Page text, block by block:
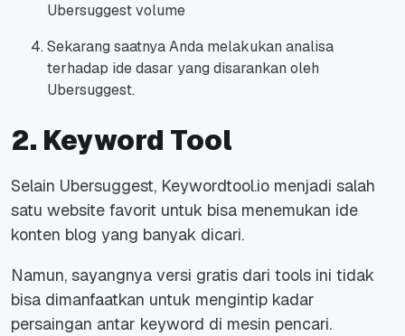
Ubersuggest volume
Sekarang saatnya Anda melakukan analisa
terhadap ide dasar yang disarankan oleh
Ubersuggest.
2. Keyword Tool
Selain Ubersuggest, Keywordtool.io menjadi salah
satu website favorit untuk bisa menemukan ide
konten blog yang banyak dicari.
Namun, sayangnya versi gratis dari tools ini tidak
bisa dimanfaatkan untuk mengintip kadar
persaingan antar keyword di mesin pencari.